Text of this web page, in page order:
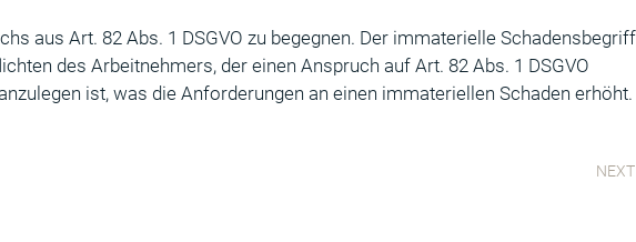
aus Art. 82 Abs. 1 DSGVO zu begegnen. Der immaterielle Schadensbegriff
des Arbeitnehmers, der einen Anspruch auf Art. 82 Abs. 1 DSGVO
ist, was die Anforderungen an einen immateriellen Schaden erhöht.
NEXT